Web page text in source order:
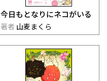
今日もとなりにネコがいる
著者 山麦まくら